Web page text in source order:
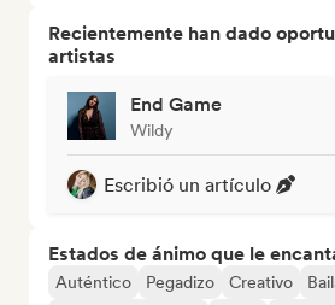
Recientemente han dado
artistas
End Game
Wildy
Escribió un artículo
Estados de ánimo que le
Auténtico Pegadizo Creativo